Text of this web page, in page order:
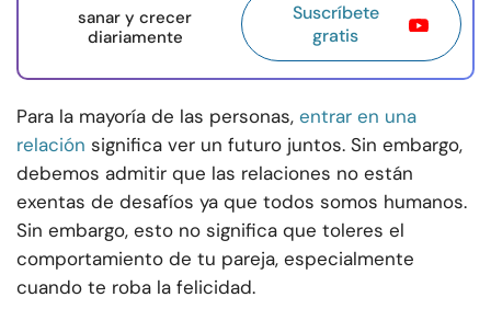
sanar y crecer
diariamente
Suscríbete
gratis
Para la mayoría de las personas, entrar en una
relación significa ver un futuro juntos. Sin embargo,
debemos admitir que las relaciones no están
exentas de desafíos ya que todos somos humanos.
Sin embargo, esto no significa que toleres el
comportamiento de tu pareja, especialmente
cuando te roba la felicidad.